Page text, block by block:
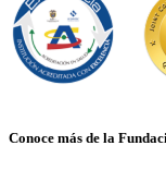
Conoce más de la